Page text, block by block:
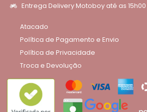
Entrega Delivery Motoboy até as 15h00
Atacado
Política de Pagamento e Envio
Política de Privacidade
Troca e Devolução